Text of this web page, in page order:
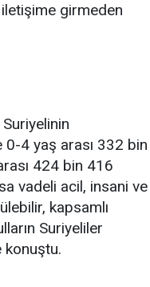
girmeden
Suriyelinin
4 yaş arası 332 bin
424 bin 416
vadeli acil, insani ve
kapsamlı
Suriyeliler
konuştu.